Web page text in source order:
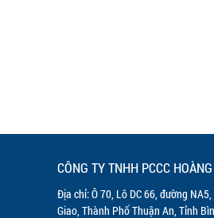
CÔNG TY TNHH PCCC
Địa chỉ: Ô 70, Lô DC 66, đường
Giao, Thành Phố Thuận An, Tỉnh